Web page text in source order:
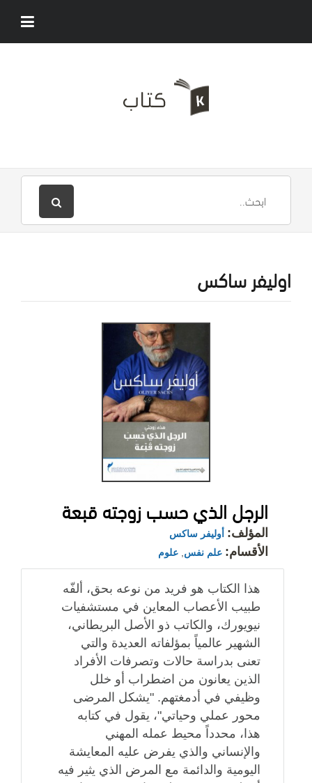
اوليفر ساكس
الرجل الذي حسب زوجته قبعة
المؤلف: أوليفر ساكس
الأقسام: علم نفس علوم
هذا الكتاب هو فريد من نوعه بحق، ألفّه
طبيب الأعصاب المعاين في مستشفيات
نيويورك، والكاتب ذو الأصل البريطاني،
الشهير عالمياً بمؤلفاته العديدة والتي
تعنى بدراسة حالات وتصرفات الأفراد
الذين يعانون من اضطراب أو خلل
وظيفي في أدمغتهم. "يشكل المرضى
محور عملي وحياتي"، يقول في كتابه
هذا، محدداً محيط عمله المهني
والإنساني والذي يفرض عليه المعايشة
اليومية والدائمة مع المرض الذي يثير فيه